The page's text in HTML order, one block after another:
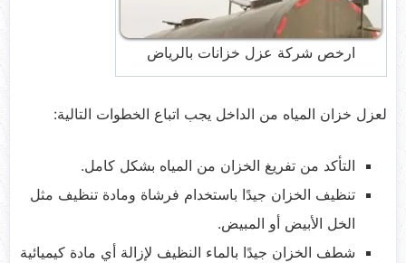
ارخص شركة عزل خزانات بالرياض
لعزل خزان المياه من الداخل يجب اتباع الخطوات التالية:
التأكد من تفريغ الخزان من المياه بشكل كامل.
تنظيف الخزان جيدًا باستخدام فرشاة ومادة تنظيف مثل
الخل الأبيض أو المبيض.
شطف الخزان جيدًا بالماء النظيف لإزالة أي مادة كيميائية